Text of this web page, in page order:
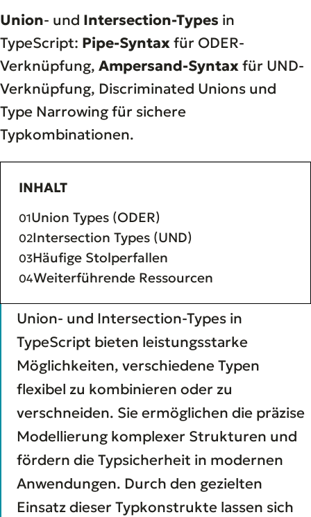
06Tools
Welten
Union- und Intersection-Types in
TypeScript: Pipe-Syntaxfür ODER-
Verknüpfung, Ampersand-Syntaxfür UND-
Verknüpfung, Discriminated Unions und
Type Narrowing für sichere
Typkombinationen.
INHALT
Union Types (ODER)
Intersection Types (UND)
Häufige Stolperfallen
Weiterführende Ressourcen
Union- und Intersection-Types in
TypeScript bieten leistungsstarke
Möglichkeiten, verschiedene Typen
flexibel zu kombinieren oder zu
verschneiden. Sie ermöglichen die präzise
Modellierung komplexer Strukturen und
fördern die Typsicherheit in modernen
Anwendungen. Durch den gezielten
Einsatz dieser Typkonstrukte lassen sich